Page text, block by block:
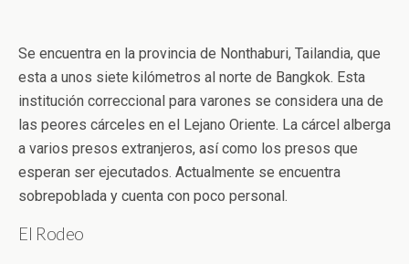
Se encuentra en la provincia de Nonthaburi, Tailandia, que
esta a unos siete kilómetros al norte de Bangkok. Esta
institución correccional para varones se considera una de
las peores cárceles en el Lejano Oriente. La cárcel alberga
a varios presos extranjeros, así como los presos que
esperan ser ejecutados. Actualmente se encuentra
sobrepoblada y cuenta con poco personal.
El Rodeo